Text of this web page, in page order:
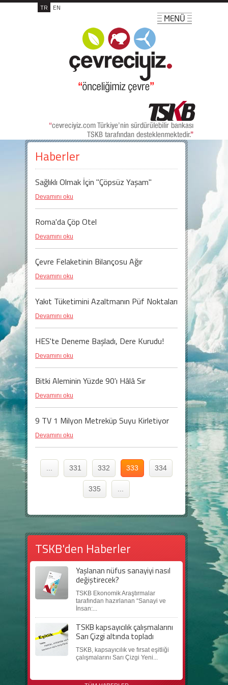
TR EN
Haberler
Sağlıklı Olmak İçin "Çöpsüz Yaşam"
Devamını oku
Roma'da Çöp Otel
Devamını oku
Çevre Felaketinin Bilançosu Ağır
Devamını oku
Yakıt Tüketimini Azaltmanın Püf Noktaları
Devamını oku
HES'te Deneme Başladı, Dere Kurudu!
Devamını oku
Bitki Aleminin Yüzde 90'ı Hâlâ Sır
Devamını oku
9 TV 1 Milyon Metreküp Suyu Kirletiyor
Devamını oku
331 332 333 334
335
TSKB'den Haberler
Yaşlanan nüfus sanayiyi nasıl
değiştirecek?
TSKB Ekonomik Araştırmalar
tarafından hazırlanan “Sanayi ve
İnsan:...
TSKB kapsayıcılık çalışmalarını
Sarı Çizgi altında topladı
TSKB, kapsayıcılık ve fırsat eşitliği
çalışmalarını Sarı Çizgi Yeni...